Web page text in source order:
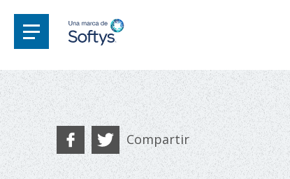
Compartir